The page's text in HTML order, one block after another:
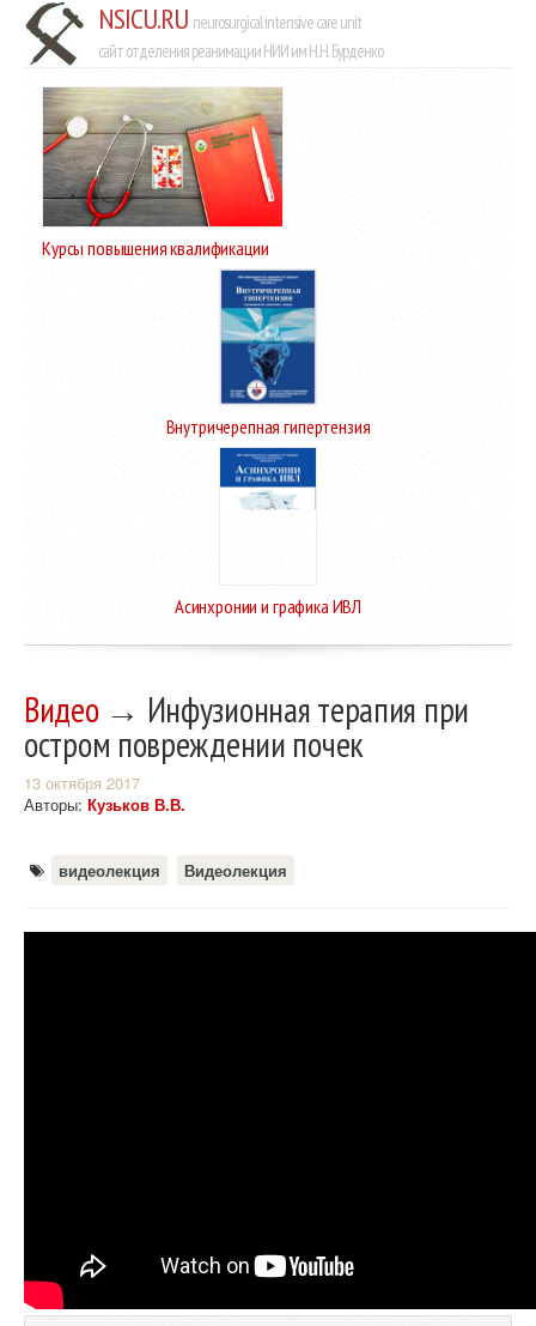
NSICU.RU neurosurgical intensive care unit
сайт отделения реанимации НИИ им Н.Н. Бурденко
Курсы повышения квалификации
Внутричерепная гипертензия
Асинхронии и графика ИВЛ
Видео→ Инфузионная терапия при
остром повреждении почек
13 октября 2017
Авторы: Кузьков В.В.
видеолекция Видеолекция